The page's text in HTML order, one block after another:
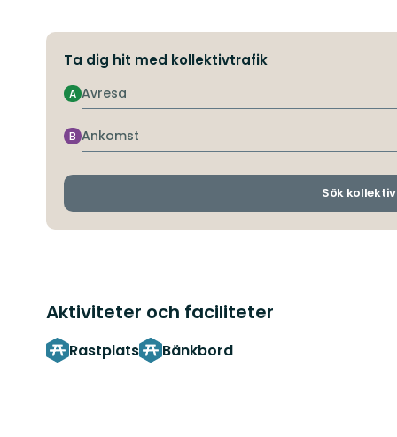
Ta dig hit med kollektivtrafik
Avresa
A
Ankomst
B
Sök
Aktiviteter och faciliteter
Rastplats Bänkbord